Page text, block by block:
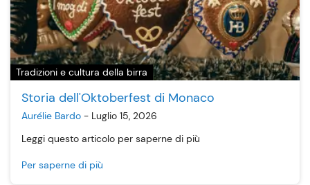
Tradizioni e cultura della birra
Storia dell'Oktoberfest di Monaco
Aurélie Bardo - Luglio 15, 2026
Leggi questo articolo per saperne di più
Per saperne di più